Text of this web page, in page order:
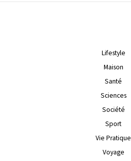
Lifestyle
Maison
Santé
Sciences
Société
Sport
Vie Pratique
Voyage